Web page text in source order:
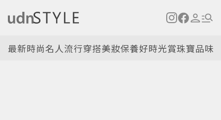
最新時尚名人流行穿搭美妝保養好時光賞珠寶品味